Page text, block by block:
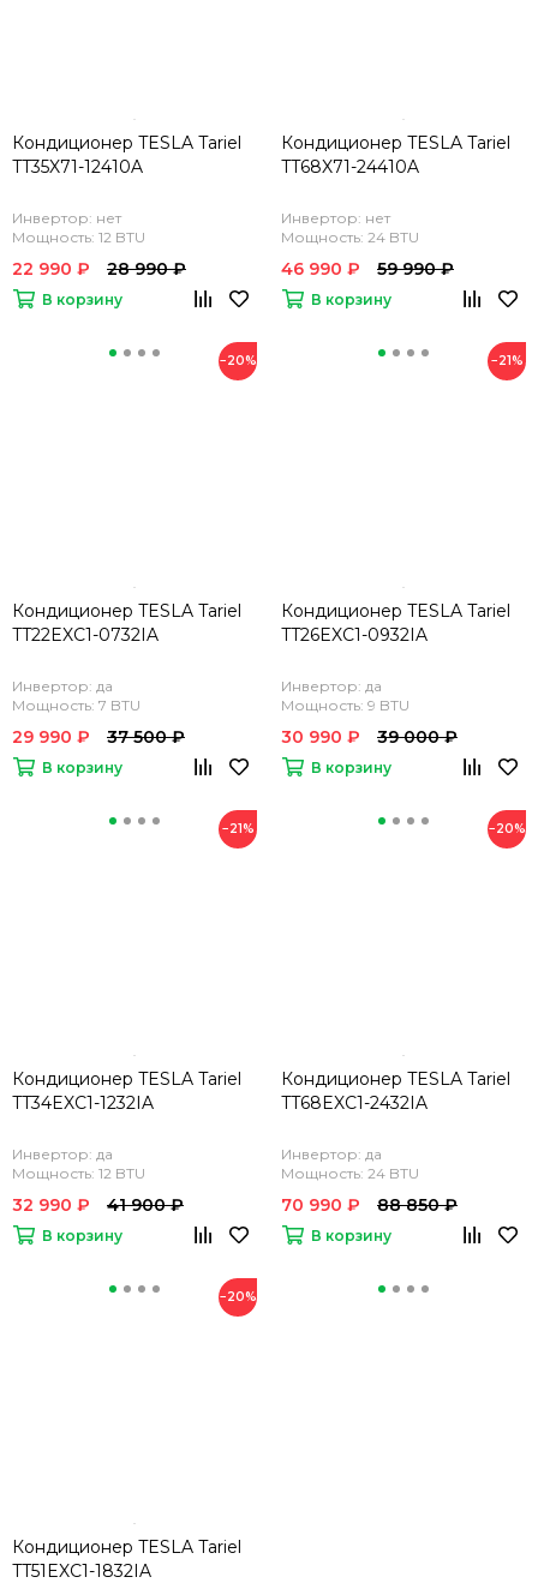
Кондиционер TESLA Tariel
TT35X71-12410A
Инвертор: нет
Мощность: 12 BTU
22 990 ₽ 28 990 ₽
В корзину
Кондиционер TESLA Tariel
TT68X71-24410A
Инвертор: нет
Мощность: 24 BTU
46 990 ₽ 59 990 ₽
В корзину
−20%
Кондиционер TESLA Tariel
TT22EXC1-0732IA
Инвертор: да
Мощность: 7 BTU
29 990 ₽ 37 500 ₽
В корзину
−21%
Кондиционер TESLA Tariel
TT26EXC1-0932IA
Инвертор: да
Мощность: 9 BTU
30 990 ₽ 39 000 ₽
В корзину
−21%
Кондиционер TESLA Tariel
TT34EXC1-1232IA
Инвертор: да
Мощность: 12 BTU
32 990 ₽ 41 900 ₽
В корзину
−20%
Кондиционер TESLA Tariel
TT68EXC1-2432IA
Инвертор: да
Мощность: 24 BTU
70 990 ₽ 88 850 ₽
В корзину
−20%
Кондиционер TESLA Tariel
TT51EXC1-1832IA